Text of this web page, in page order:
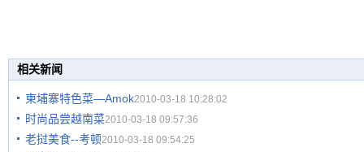
相关新闻
柬埔寨特色菜—Amok2010-03-18 10:28:02
时尚品尝越南菜2010-03-18 09:57:36
老挝美食--考顿2010-03-18 09:54:25